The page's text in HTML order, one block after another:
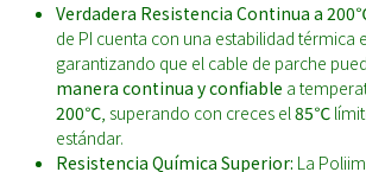
Verdadera Resistencia Continua a
de PI cuenta con una estabilidad térmica
garantizando que el cable de parche
manera continua y confiable a
200℃, superando con creces el85℃
estándar.
Resistencia Química Superior: La